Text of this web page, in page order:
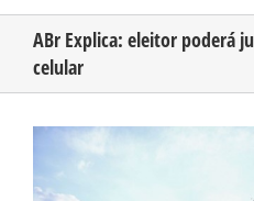
CONHEÇA O AMAZONAS
PUBLICIDADE
ABr Explica: eleitor poderá
celular